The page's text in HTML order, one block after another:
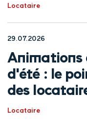
Locataire
29.07.2026
Animations
d'été : le
des
Locataire